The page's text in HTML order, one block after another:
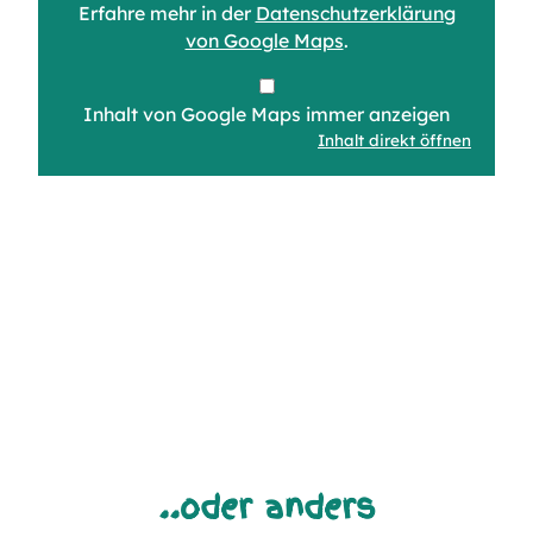
Erfahre mehr in der Datenschutzerklärung
von Google Maps.
Inhalt von Google Maps immer anzeigen
Inhalt direkt öffnen
..oder anders